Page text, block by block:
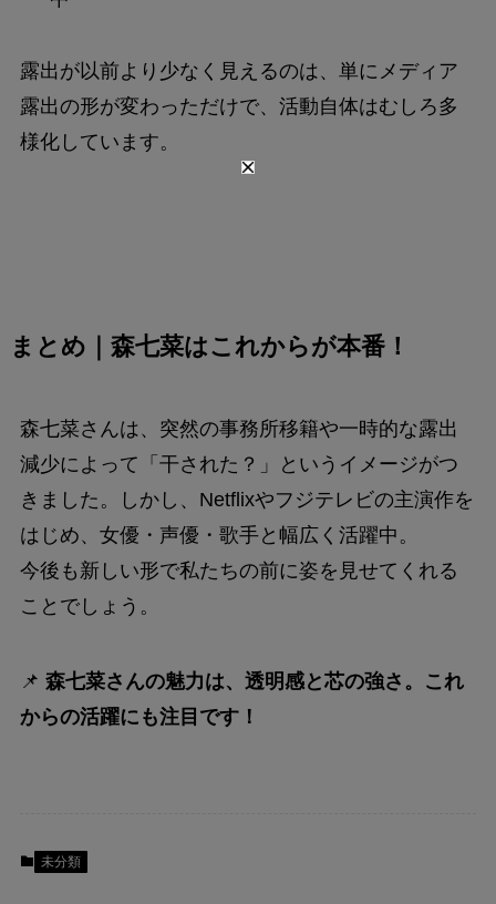
露出が以前より少なく見えるのは、単にメディア
露出の形が変わっただけで、活動自体はむしろ多
様化しています。
まとめ｜森七菜はこれからが本番！
森七菜さんは、突然の事務所移籍や一時的な露出
減少によって「干された？」というイメージがつ
きました。しかし、Netflixやフジテレビの主演作を
はじめ、女優・声優・歌手と幅広く活躍中。
今後も新しい形で私たちの前に姿を見せてくれる
ことでしょう。
📌 森七菜さんの魅力は、透明感と芯の強さ。これ
からの活躍にも注目です！
未分類